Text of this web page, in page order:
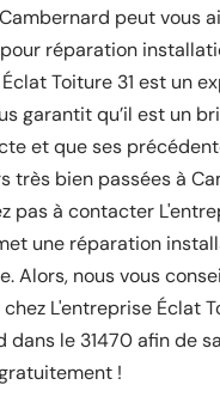
peut vous
réparation
Toiture 31 est un
garantit qu’il est un
et que ses
très bien passées à
pas à contacter
une réparation
Alors, nous vous
L'entreprise Éclat
dans le 31470 afin de
!